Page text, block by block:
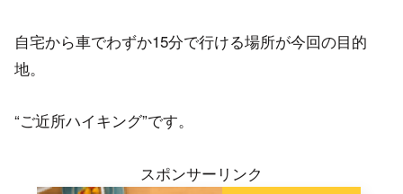
自宅から車でわずか15分で行ける場所が今回の目的
地。
“ご近所ハイキング”です。
スポンサーリンク